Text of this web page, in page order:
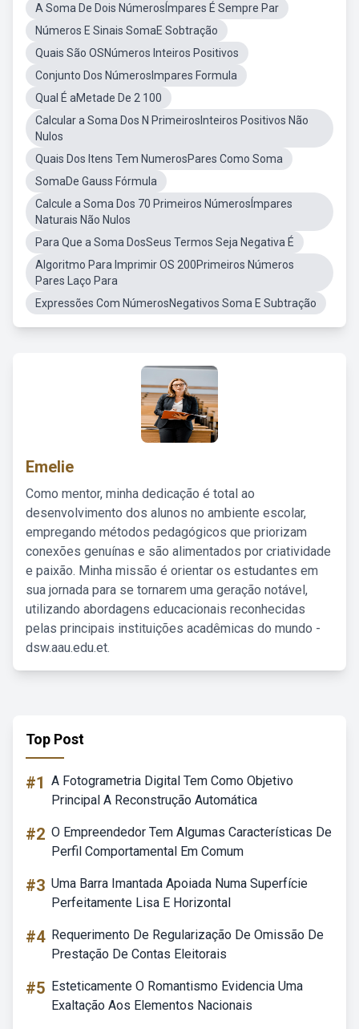
A Soma De Dois NúmerosÍmpares É Sempre Par
Números E Sinais SomaE Sobtração
Quais São OSNúmeros Inteiros Positivos
Conjunto Dos NúmerosImpares Formula
Qual É aMetade De 2 100
Calcular a Soma Dos N PrimeirosInteiros Positivos Não
Nulos
Quais Dos Itens Tem NumerosPares Como Soma
SomaDe Gauss Fórmula
Calcule a Soma Dos 70 Primeiros NúmerosÍmpares
Naturais Não Nulos
Para Que a Soma DosSeus Termos Seja Negativa É
Algoritmo Para Imprimir OS 200Primeiros Números
Pares Laço Para
Expressões Com NúmerosNegativos Soma E Subtração
Emelie
Como mentor, minha dedicação é total ao
desenvolvimento dos alunos no ambiente escolar,
empregando métodos pedagógicos que priorizam
conexões genuínas e são alimentados por criatividade
e paixão. Minha missão é orientar os estudantes em
sua jornada para se tornarem uma geração notável,
utilizando abordagens educacionais reconhecidas
pelas principais instituições acadêmicas do mundo -
dsw.aau.edu.et.
Top Post
#1 A Fotogrametria Digital Tem Como Objetivo
Principal A Reconstrução Automática
#2 O Empreendedor Tem Algumas Características De
Perfil Comportamental Em Comum
#3 Uma Barra Imantada Apoiada Numa Superfície
Perfeitamente Lisa E Horizontal
#4 Requerimento De Regularização De Omissão De
Prestação De Contas Eleitorais
#5 Esteticamente O Romantismo Evidencia Uma
Exaltação Aos Elementos Nacionais